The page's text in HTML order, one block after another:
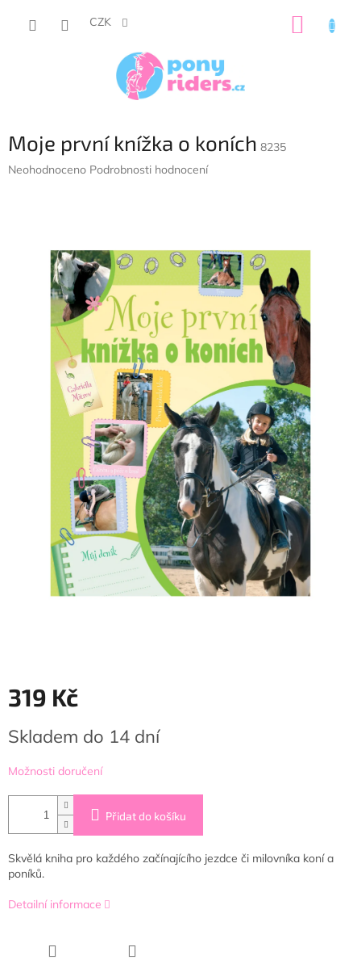
CZK
Moje první knížka o koních 8235
Průměrné
hvězdiček.
Neohodnoceno Podrobnosti hodnocení
319 Kč
cena:
Skladem do 14 dní
Možnosti doručení
Přidat do košíku
Skvělá kniha pro každého začínajícího jezdce či milovníka koní a
poníků.
Detailní informace